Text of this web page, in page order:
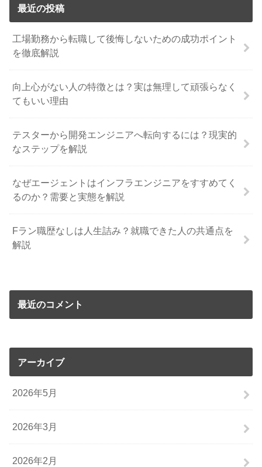
最近の投稿
工場勤務から転職して後悔しないための成功ポイント
を徹底解説
向上心がない人の特徴とは？実は無理して頑張らなく
てもいい理由
テスターから開発エンジニアへ転向するには？現実的
なステップを解説
なぜエージェントはインフラエンジニアをすすめてく
るのか？需要と実態を解説
Fラン職歴なしは人生詰み？就職できた人の共通点を
解説
最近のコメント
アーカイブ
2026年5月
2026年3月
2026年2月